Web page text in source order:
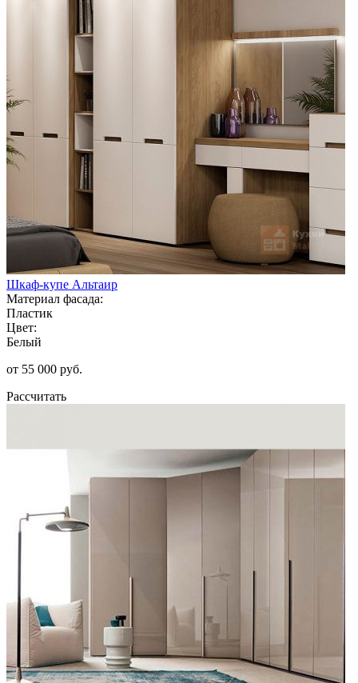
Шкаф-купе Альтаир
Материал фасада:
Пластик
Цвет:
Белый
от 55 000 руб.
Рассчитать